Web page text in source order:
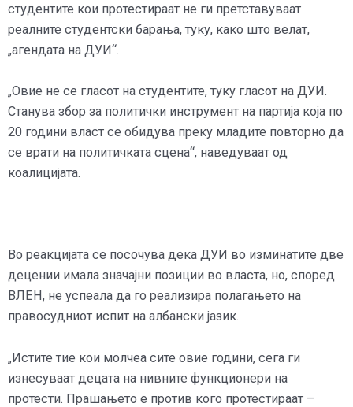
студентите кои протестираат не ги претставуваат
реалните студентски барања, туку, како што велат,
„агендата на ДУИ“.
„Овие не се гласот на студентите, туку гласот на ДУИ.
Станува збор за политички инструмент на партија која по
20 години власт се обидува преку младите повторно да
се врати на политичката сцена“, наведуваат од
коалицијата.
Во реакцијата се посочува дека ДУИ во изминатите две
децении имала значајни позиции во власта, но, според
ВЛЕН, не успеала да го реализира полагањето на
правосудниот испит на албански јазик.
„Истите тие кои молчеа сите овие години, сега ги
изнесуваат децата на нивните функционери на
протести. Прашањето е против кого протестираат –